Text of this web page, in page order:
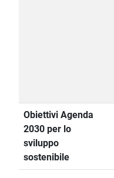
Obiettivi Agenda
2030 per lo
sviluppo
sostenibile